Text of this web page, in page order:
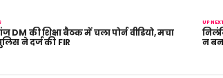
UP NEXT
न
DM की शिक्षा बैठक में चला पोर्न वीडियो, मचा
ने दर्ज की FIR